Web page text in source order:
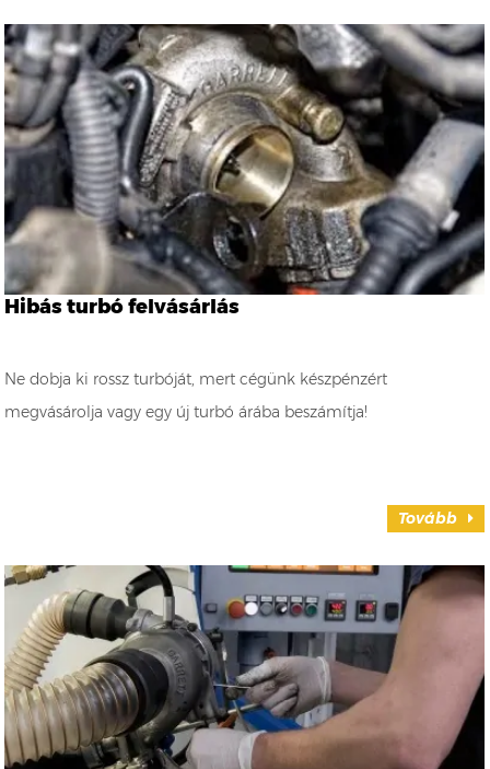
Hibás turbó felvásárlás
Ne dobja ki rossz turbóját, mert cégünk készpénzért
megvásárolja vagy egy új turbó árába beszámítja!
Tovább